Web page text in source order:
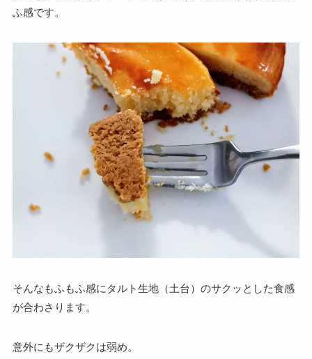
ふ感です。
そんなもふもふ感にタルト生地（土台）のサクッとした食感
が合わさります。
意外にもザクザクは弱め。